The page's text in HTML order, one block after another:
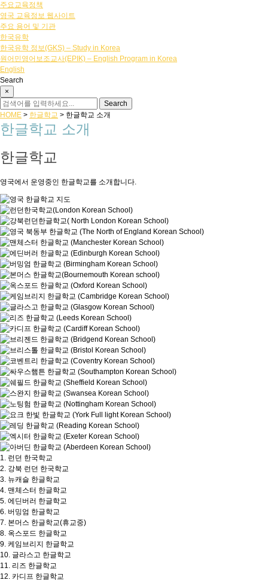
주요교육정책
영국 교육정보 웹사이트
주요 용어 및 기관
한국유학
한국유학 정보(GKS) – Study in Korea
원어민영어보조교사(EPIK) – English Program in Korea
English
Search
×
HOME > 한글학교 > 한글학교 소개
한글학교 소개
한글학교
영국에서 운영중인 한글학교를 소개합니다.
1. 런던 한국학교
2. 강북 런던 한국학교
3. 뉴캐슬 한글학교
4. 맨체스터 한글학교
5. 에딘버러 한글학교
6. 버밍엄 한글학교
7. 본머스 한글학교(휴교중)
8. 옥스포드 한글학교
9. 케임브리지 한글학교
10. 글라스고 한글학교
11. 리즈 한글학교
12. 카디프 한글학교